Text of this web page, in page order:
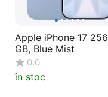
Apple iPhone 17 256
GB, Blue Mist
0.0
în stoc